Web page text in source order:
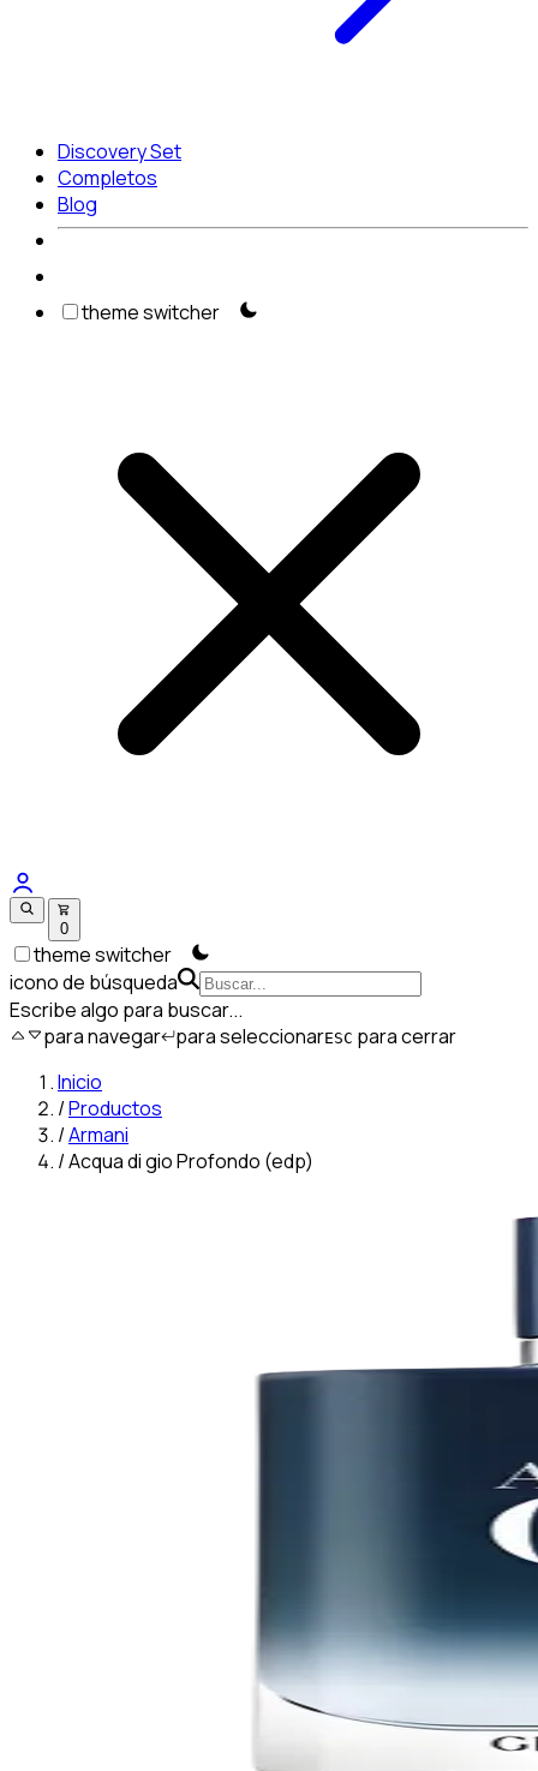
Discovery Set
Completos
Blog
theme switcher
0
theme switcher
icono de búsqueda
Escribe algo para buscar...
para navegar para seleccionarESC para cerrar
Inicio
/Productos
/Armani
/Acqua di gio Profondo (edp)